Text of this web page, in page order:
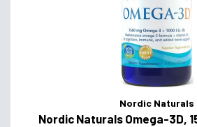
Nordic Naturals
Nordic Naturals Omega-3D,